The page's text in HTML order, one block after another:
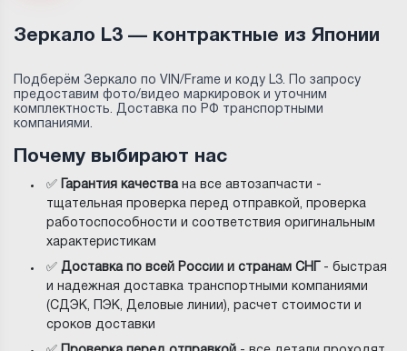
Зеркало L3 — контрактные из Японии
Подберём Зеркало по VIN/Frame и коду L3. По запросу
предоставим фото/видео маркировок и уточним
комплектность. Доставка по РФ транспортными
компаниями.
Почему выбирают нас
✅ Гарантия качествана все автозапчасти -
тщательная проверка перед отправкой, проверка
работоспособности и соответствия оригинальным
характеристикам
✅Доставка по всей России и странам СНГ
- быстрая
и надежная доставка транспортными компаниями
(СДЭК, ПЭК, Деловые линии), расчет стоимости и
сроков доставки